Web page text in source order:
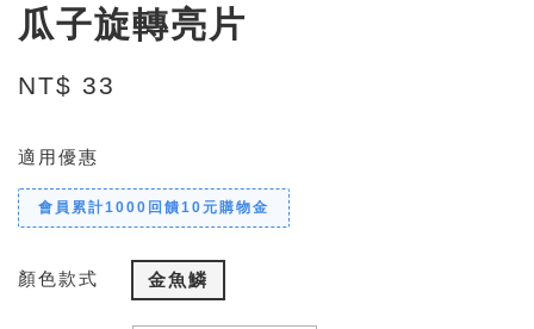
瓜子旋轉亮片
NT$ 33
適用優惠
會員累計1000回饋10元購物金
顏色款式 金魚鱗